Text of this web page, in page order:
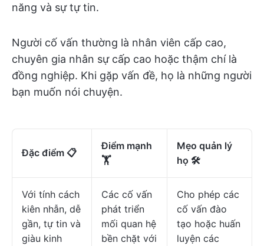
năng và sự tự tin.
Người cố vấn thường là nhân viên cấp cao,
chuyên gia nhân sự cấp cao hoặc thậm chí là
đồng nghiệp. Khi gặp vấn đề, họ là những người
bạn muốn nói chuyện.
Đặc điểm 📋
Điểm mạnh
🏋
Mẹo quản lý
họ 🛠️
Với tính cách
kiên nhẫn, dễ
gần, tự tin và
giàu kinh
Các cố vấn
phát triển
mối quan hệ
bền chặt với
Cho phép các
cố vấn đào
tạo hoặc huấn
luyện các